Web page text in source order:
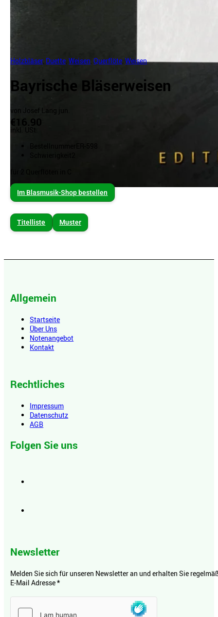
Holzbläser, Duette ,Weisen ,Querflöte ,Weisen
Bayrische Bläserweisen
von Josef Lang jun.
€16.90
inkl. USt.
Im Blasmusik-Shop bestellen
Titelliste Muster
Allgemein
Startseite
Über Uns
Notenangebot
Kontakt
Rechtliches
Impressum
Datenschutz
AGB
Folgen Sie uns
Newsletter
Melden Sie sich für unseren Newsletter an und erhalten Sie
E-Mail Adresse*